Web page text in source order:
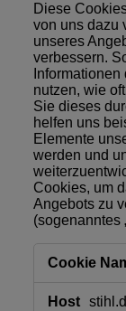
Diese
von uns dazu
unseres
verbessern.
nutzen, wie
Sie dieses
helfen uns
Elemente
werden und
Cookies, um
Angebots zu
(sogenanntes